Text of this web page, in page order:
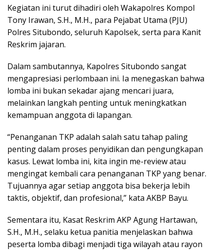
Kegiatan ini turut dihadiri oleh Wakapolres Kompol
Tony Irawan, S.H., M.H., para Pejabat Utama (PJU)
Polres Situbondo, seluruh Kapolsek, serta para Kanit
Reskrim jajaran.
Dalam sambutannya, Kapolres Situbondo sangat
mengapresiasi perlombaan ini. Ia menegaskan bahwa
lomba ini bukan sekadar ajang mencari juara,
melainkan langkah penting untuk meningkatkan
kemampuan anggota di lapangan.
“Penanganan TKP adalah salah satu tahap paling
penting dalam proses penyidikan dan pengungkapan
kasus. Lewat lomba ini, kita ingin me-review atau
mengingat kembali cara penanganan TKP yang benar.
Tujuannya agar setiap anggota bisa bekerja lebih
taktis, objektif, dan profesional,” kata AKBP Bayu.
Sementara itu, Kasat Reskrim AKP Agung Hartawan,
S.H., M.H., selaku ketua panitia menjelaskan bahwa
peserta lomba dibagi menjadi tiga wilayah atau rayon